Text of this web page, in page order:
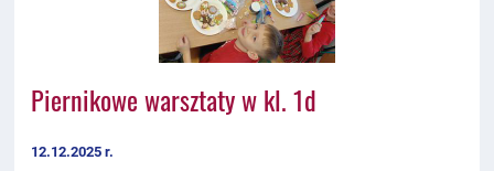
Piernikowe warsztaty w kl. 1d
12.12.2025 r.